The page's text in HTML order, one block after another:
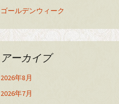
ゴールデンウィーク
アーカイブ
2026年8月
2026年7月